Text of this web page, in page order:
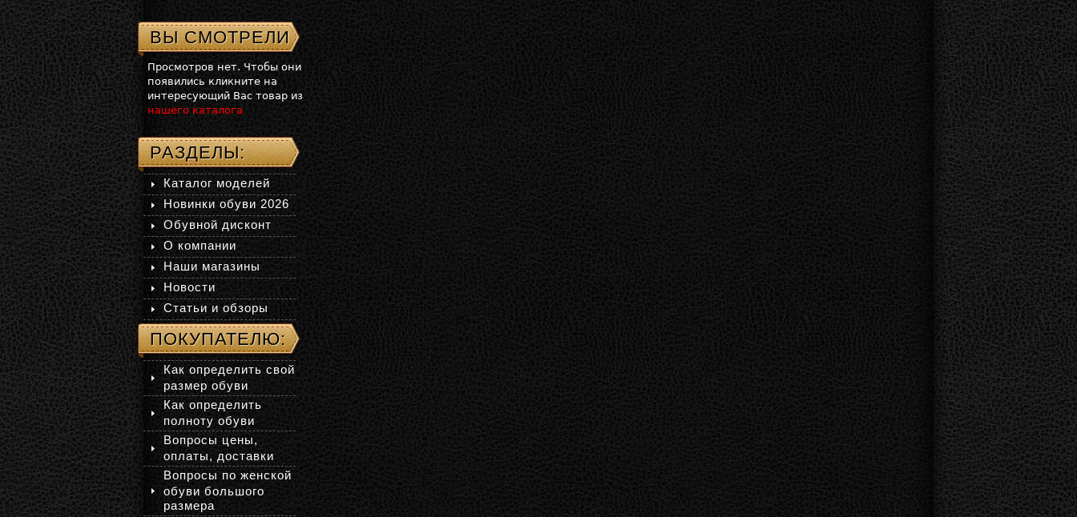
ВЫ СМОТРЕЛИ
Просмотров нет. Чтобы они
появились кликните на
интересующий Вас товар из
нашего каталога
РАЗДЕЛЫ:
Каталог моделей
Новинки обуви 2026
Обувной дисконт
О компании
Наши магазины
Новости
Статьи и обзоры
ПОКУПАТЕЛЮ:
Как определить свой
размер обуви
Как определить
полноту обуви
Вопросы цены,
оплаты, доставки
Вопросы по женской
обуви большого
размера